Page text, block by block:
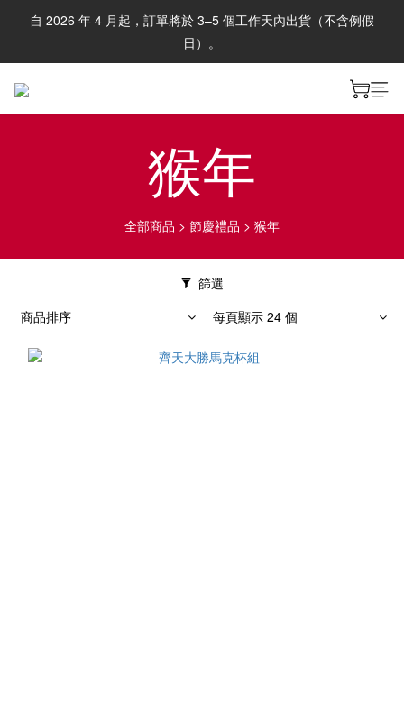
自 2026 年 4 月起，訂單將於 3–5 個工作天內出貨（不含例假
日）。
猴年
全部商品 > 節慶禮品 > 猴年
篩選
商品排序
每頁顯示 24 個